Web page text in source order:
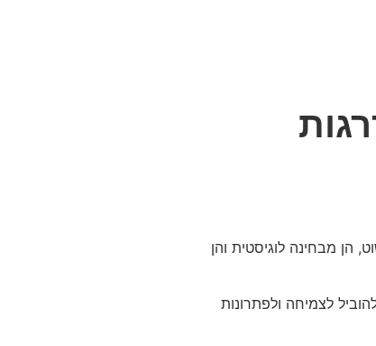
הן מבחינה לוגיסטית והן
לצמיחה ולפתרונות